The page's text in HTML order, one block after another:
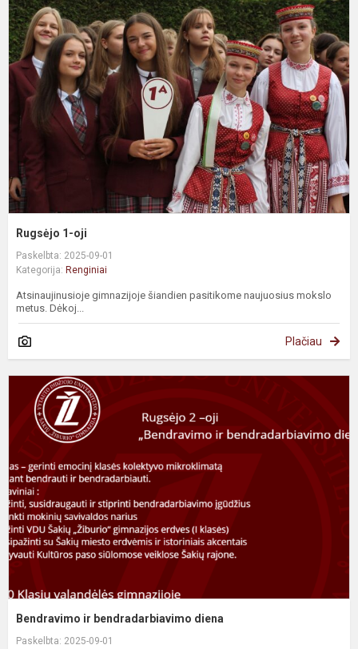
Rugsėjo 1-oji
Paskelbta: 2025-09-01
Kategorija: Renginiai
Atsinaujinusioje gimnazijoje šiandien pasitikome naujuosius mokslo
metus. Dėkoj...
Plačiau
Bendravimo ir bendradarbiavimo diena
Paskelbta: 2025-09-01